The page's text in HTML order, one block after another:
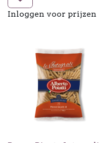
Inloggen voor prijzen